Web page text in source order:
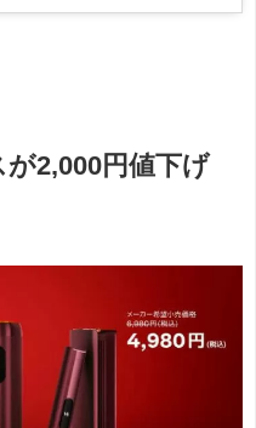
2,000円値下げ